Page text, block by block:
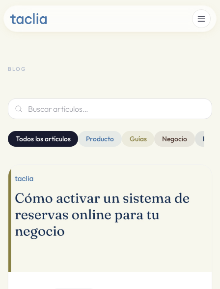
BLOG
Buscar artículos…
Todos los artículos Producto Guías Negocio IA